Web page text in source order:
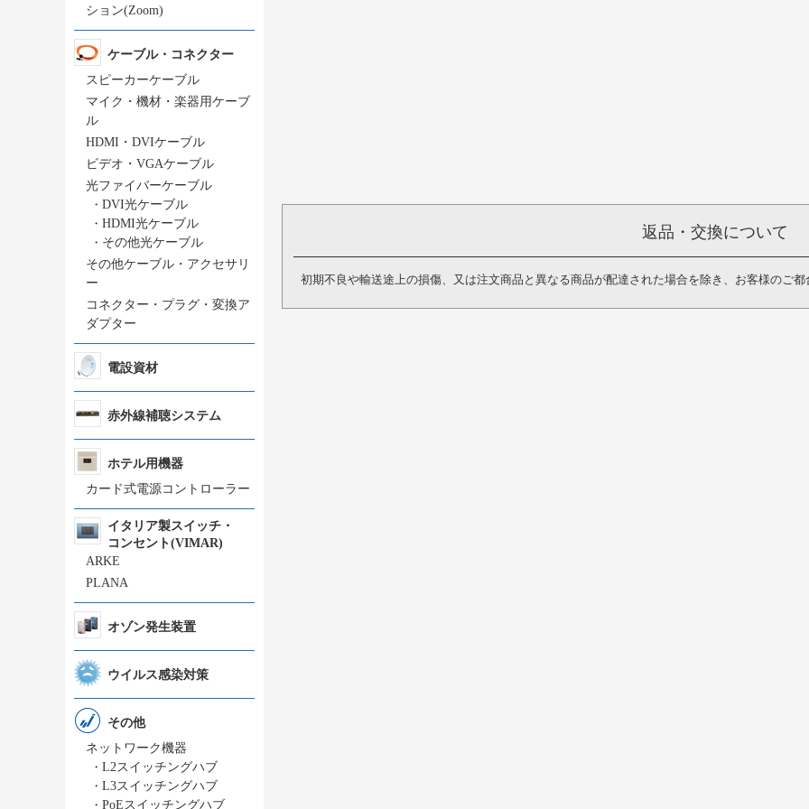
ション(Zoom)
ケーブル・コネクター
スピーカーケーブル
マイク・機材・楽器用ケーブ
ル
HDMI・DVIケーブル
ビデオ・VGAケーブル
光ファイバーケーブル
・ DVI光ケーブル
・ HDMI光ケーブル
・ その他光ケーブル
その他ケーブル・アクセサリ
ー
コネクター・プラグ・変換ア
ダプター
電設資材
赤外線補聴システム
ホテル用機器
カード式電源コントローラー
イタリア製スイッチ・
コンセント(VIMAR)
ARKE
PLANA
オゾン発生装置
ウイルス感染対策
その他
ネットワーク機器
・ L2スイッチングハブ
・ L3スイッチングハブ
・ PoEスイッチングハブ
返品・交換について
初期不良や輸送途上の損傷、又は注文商品と異なる商品が配達された場合を除き、お客様のご